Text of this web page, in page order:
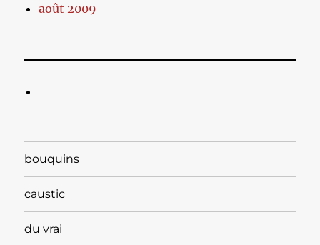
août 2009
bouquins
caustic
du vrai